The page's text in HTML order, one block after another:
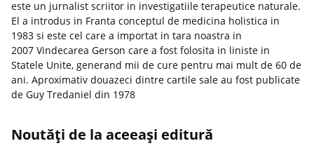
este un jurnalist scriitor in investigatiile terapeutice naturale.
El a introdus in Franta conceptul de medicina holistica in
1983 si este cel care a importat in tara noastra in
2007 Vindecarea Gerson care a fost folosita in liniste in
Statele Unite, generand mii de cure pentru mai mult de 60 de
ani. Aproximativ douazeci dintre cartile sale au fost publicate
de Guy Tredaniel din 1978
Noutăți de la aceeași editură